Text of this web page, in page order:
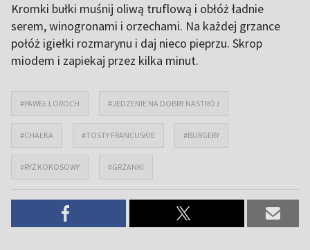
Kromki bułki muśnij oliwą truflową i obłóż ładnie
serem, winogronami i orzechami. Na każdej grzance
połóż igiełki rozmarynu i daj nieco pieprzu. Skrop
miodem i zapiekaj przez kilka minut.
#PAWEŁ LOROCH #JEDZENIE NA DOBRY NASTRÓJ
#CHAŁKA #TOSTY FRANCUSKIE #BURGERY
#RYŻ KOKOSOWY #GRZANKI